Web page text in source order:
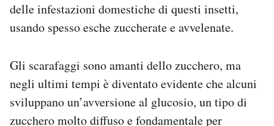
delle infestazioni domestiche di questi insetti,
usando spesso esche zuccherate e avvelenate.
Gli scarafaggi sono amanti dello zucchero, ma
negli ultimi tempi è diventato evidente che alcuni
sviluppano un’avversione al glucosio, un tipo di
zucchero molto diffuso e fondamentale per